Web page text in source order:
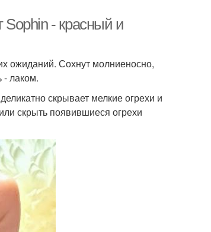
- красный и
ожиданий. Сохнут молниеносно,
- лаком.
скрывает мелкие огрехи и
скрыть появившиеся огрехи